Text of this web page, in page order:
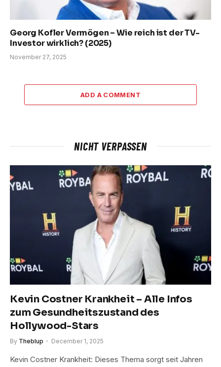
Georg Kofler Vermögen – Wie reich ist der TV-
Investor wirklich? (2025)
November 27, 2025
ADD A COMMENT
NICHT VERPASSEN
Kevin Costner Krankheit – Alle Infos
zum Gesundheitszustand des
Hollywood-Stars
By Theblup December 1, 2025
Kevin Costner Krankheit: Dieses Thema sorgt seit Jahren